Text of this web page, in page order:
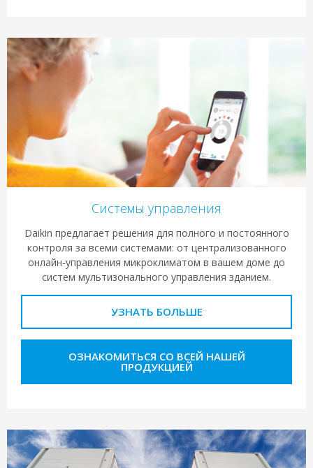
Системы управления
Daikin предлагает решения для полного и постоянного
контроля за всеми системами: от централизованного
онлайн-управления микроклиматом в вашем доме до
систем мультизонального управления зданием.
УЗНАТЬ БОЛЬШЕ
ОЗНАКОМИТЬСЯ СО ВСЕЙ НАШЕЙ
ПРОДУКЦИЕЙ